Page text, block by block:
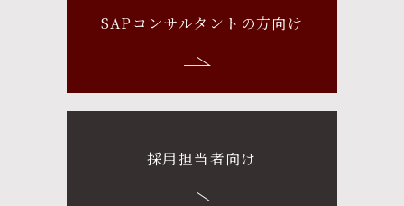
SAPコンサルタントの方向け
採用担当者向け